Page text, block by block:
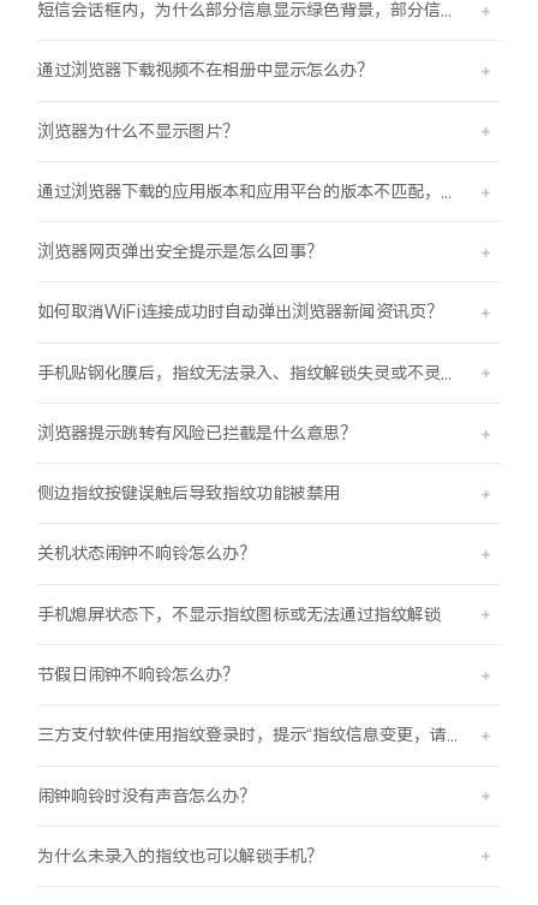
通过浏览器下载视频不在相册中显示怎么办？
浏览器为什么不显示图片？
浏览器网页弹出安全提示是怎么回事？
如何取消WiFi连接成功时自动弹出浏览器新闻资讯页？
浏览器提示跳转有风险已拦截是什么意思？
侧边指纹按键误触后导致指纹功能被禁用
关机状态闹钟不响铃怎么办？
手机熄屏状态下，不显示指纹图标或无法通过指纹解锁
节假日闹钟不响铃怎么办？
三方支付软件使用指纹登录时，提示“指纹信息变更，请重新验证登录信息后使用”
闹钟响铃时没有声音怎么办？
为什么未录入的指纹也可以解锁手机？